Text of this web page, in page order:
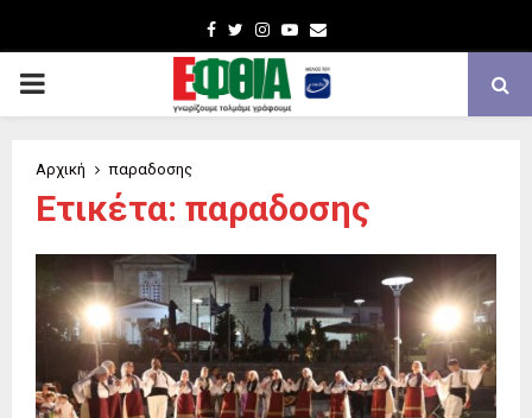
Facebook
TwitterInstagram
Youtube
Email
PRIMARY
Αρχική παραδοσης
Ετικέτα: παραδοσης